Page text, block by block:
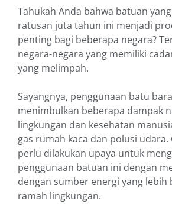
Tahukah Anda bahwa batuan
ratusan juta tahun ini menjadi
penting bagi beberapa negara?
negara-negara yang memiliki
yang melimpah.
Sayangnya, penggunaan batu
menimbulkan beberapa dampak
lingkungan dan kesehatan
gas rumah kaca dan polusi udara.
perlu dilakukan upaya untuk
penggunaan batuan ini dengan
dengan sumber energi yang lebih
ramah lingkungan.